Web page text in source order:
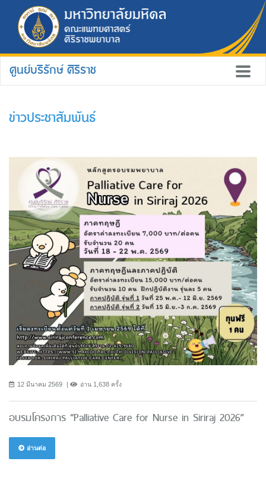
ศูนย์บริรักษ์ ศิริราช
ข่าวประชาสัมพันธ์
12 มีนาคม 2569 อ่าน 1,638 ครั้ง
อบรมโครงการ “Palliative Care for Nurse in Siriraj 2026”
อ่านต่อ